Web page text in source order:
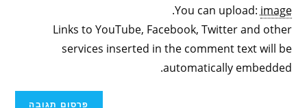
You can upload:image
.
Links to YouTube, Facebook, Twitter and other
services inserted in the comment text will be
automatically embedded.